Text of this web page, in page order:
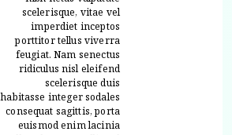
scelerisque, vitae vel
imperdiet inceptos
porttitor tellus viverra
feugiat. Nam senectus
ridiculus nisl eleifend
scelerisque duis
habitasse integer sodales
consequat sagittis, porta
euismod enim lacinia